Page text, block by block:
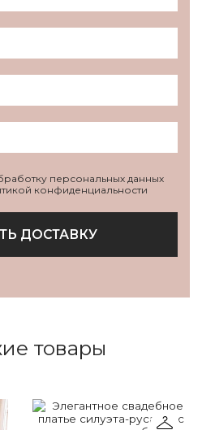
персональных данных
конфиденциальности
ДОСТАВКУ
товары